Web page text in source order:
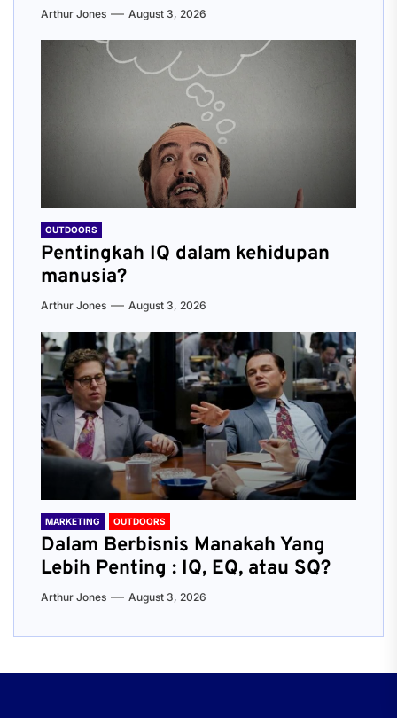
Arthur Jones August 3, 2026
OUTDOORS
Pentingkah IQ dalam kehidupan
manusia?
Arthur Jones August 3, 2026
MARKETING OUTDOORS
Dalam Berbisnis Manakah Yang
Lebih Penting : IQ, EQ, atau SQ?
Arthur Jones August 3, 2026